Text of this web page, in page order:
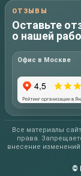
ОТЗЫВЫ
Оставьте
о нашей
Офис в Москве
Все материалы
права.
внесение
©